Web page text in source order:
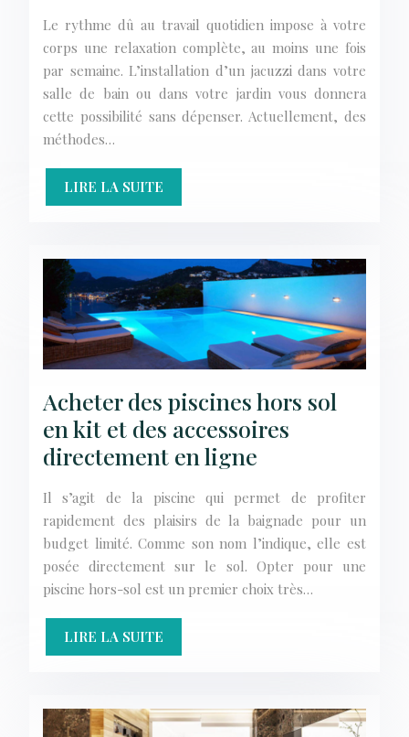
Le rythme dû au travail quotidien impose à votre
corps une relaxation complète, au moins une fois
par semaine. L’installation d’un jacuzzi dans votre
salle de bain ou dans votre jardin vous donnera
cette possibilité sans dépenser. Actuellement, des
méthodes…
LIRE LA SUITE
Acheter des piscines hors sol
en kit et des accessoires
directement en ligne
Il s’agit de la piscine qui permet de profiter
rapidement des plaisirs de la baignade pour un
budget limité. Comme son nom l’indique, elle est
posée directement sur le sol. Opter pour une
piscine hors-sol est un premier choix très…
LIRE LA SUITE